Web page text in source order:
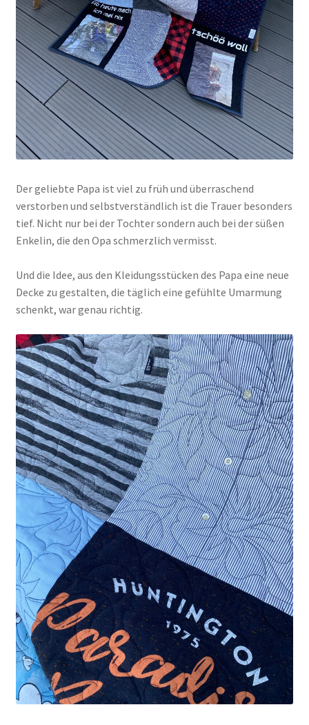
Der geliebte Papa ist viel zu früh und überraschend
verstorben und selbstverständlich ist die Trauer besonders
tief. Nicht nur bei der Tochter sondern auch bei der süßen
Enkelin, die den Opa schmerzlich vermisst.
Und die Idee, aus den Kleidungsstücken des Papa eine neue
Decke zu gestalten, die täglich eine gefühlte Umarmung
schenkt, war genau richtig.